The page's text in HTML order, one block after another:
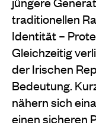
traditionellen
Identität –
Gleichzeitig
der Irischen
Bedeutung.
nähern sich
einen sicheren